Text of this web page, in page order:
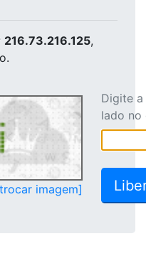
216.73.216.125,
imagem]
Digite
lado no